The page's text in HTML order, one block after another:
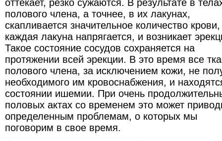
оттекает, резко сужаются. В результате в
полового члена, а точнее, в их лакунах,
скапливается значительное количество крови,
каждая лакуна напрягается, и возникает
Такое состояние сосудов сохраняется на
протяжении всей эрекции. В это время все
полового члена, за исключением кожи, не
необходимого им кровоснабжения, и
состоянии ишемии. При очень
половых актах со временем это может
определенным проблемам, о которых мы
поговорим в свое время.